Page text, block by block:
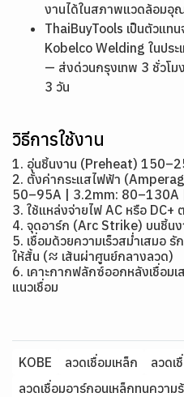
งานได้ในสภาพแวดล้อมอุ
ThaiBuyTools เป็นตัวแท
Kobelco Welding ในปร
— ส่งด่วนกรุงเทพ 3 ชั่วโม
3 วัน
วิธีการใช้งาน
1. อุ่นชิ้นงาน (Preheat)
2. ตั้งค่ากระแสไฟฟ้า
50–95A | 3.2mm:
3. ใช้แหล่งจ่ายไฟ AC หรือ DC+
4. จุดอาร์ก (Arc Strike) บนชิ้นง
5. เชื่อมด้วยความเร็วสม่ำเสมอ
ให้สั้น (≈ เส้นผ่าศูนย์กลางลวด)
6. เคาะกากฟลักซ์ออกหลังเชื่อม
แนวเชื่อม
KOBE ลวดเชื่อมเหล็ก
ลวดเ
ลวดเชื่อมอาร์กอนเหล็กทนความ